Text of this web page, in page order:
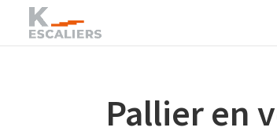
Pallier en